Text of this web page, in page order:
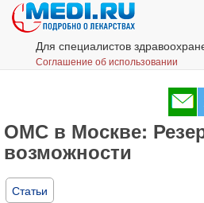
Для специалистов
Соглашение об использовании
ОМС в Москве:
возможности
Статьи